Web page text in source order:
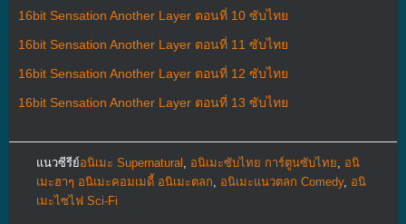
16bit Sensation Another Layer ตอนที่ 10 ซับไทย
16bit Sensation Another Layer ตอนที่ 11 ซับไทย
16bit Sensation Another Layer ตอนที่ 12 ซับไทย
16bit Sensation Another Layer ตอนที่ 13 ซับไทย
แนวซีรีย์อนิเมะ Supernatural อนิเมะซับไทย การ์ตูนซับไทย
อนิ
เมะฮาๆ อนิเมะคอมเมดี้ อนิเมะตลก
อนิเมะแนวตลก Comedy, อนิ
เมะไซไฟ Sci-Fi